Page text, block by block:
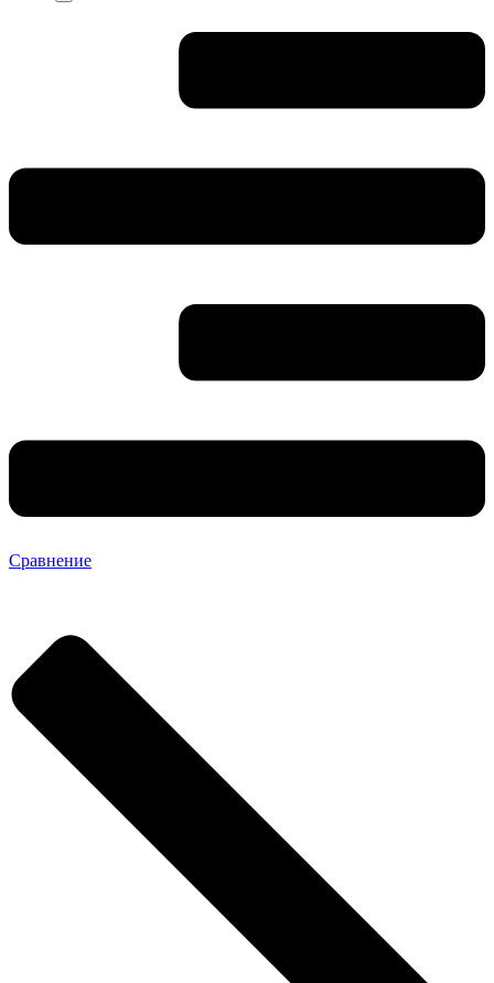
Сравнение